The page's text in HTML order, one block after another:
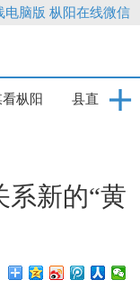
电脑版 枞阳在线微信
枞阳 县直
系新的“黄